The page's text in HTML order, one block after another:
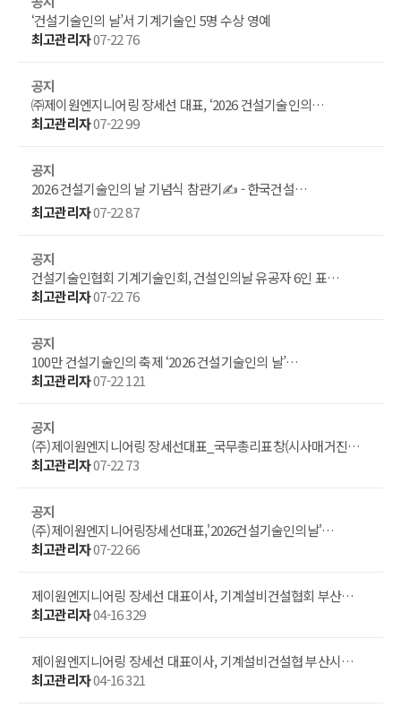
‘건설기술인의 날’서 기계기술인 5명 수상 영예
최고관리자07-2276
공지
㈜제이원엔지니어링 장세선 대표, ‘2026 건설기술인의…
최고관리자07-2299
공지
2026 건설기술인의 날 기념식 참관기✍️ - 한국건설…
최고관리자07-2287
공지
건설기술인협회 기계기술인회, 건설인의날 유공자 6인 표…
최고관리자07-2276
공지
100만 건설기술인의 축제 ‘2026 건설기술인의 날’…
최고관리자07-22121
공지
(주)제이원엔지니어링 장세선대표_국무총리표창(시사매거진…
최고관리자07-2273
공지
(주)제이원엔지니어링장세선대표,'2026건설기술인의날'…
최고관리자07-2266
제이원엔지니어링 장세선 대표이사, 기계설비건설협회 부산…
최고관리자04-16329
제이원엔지니어링 장세선 대표이사, 기계설비건설협 부산시…
최고관리자04-16321